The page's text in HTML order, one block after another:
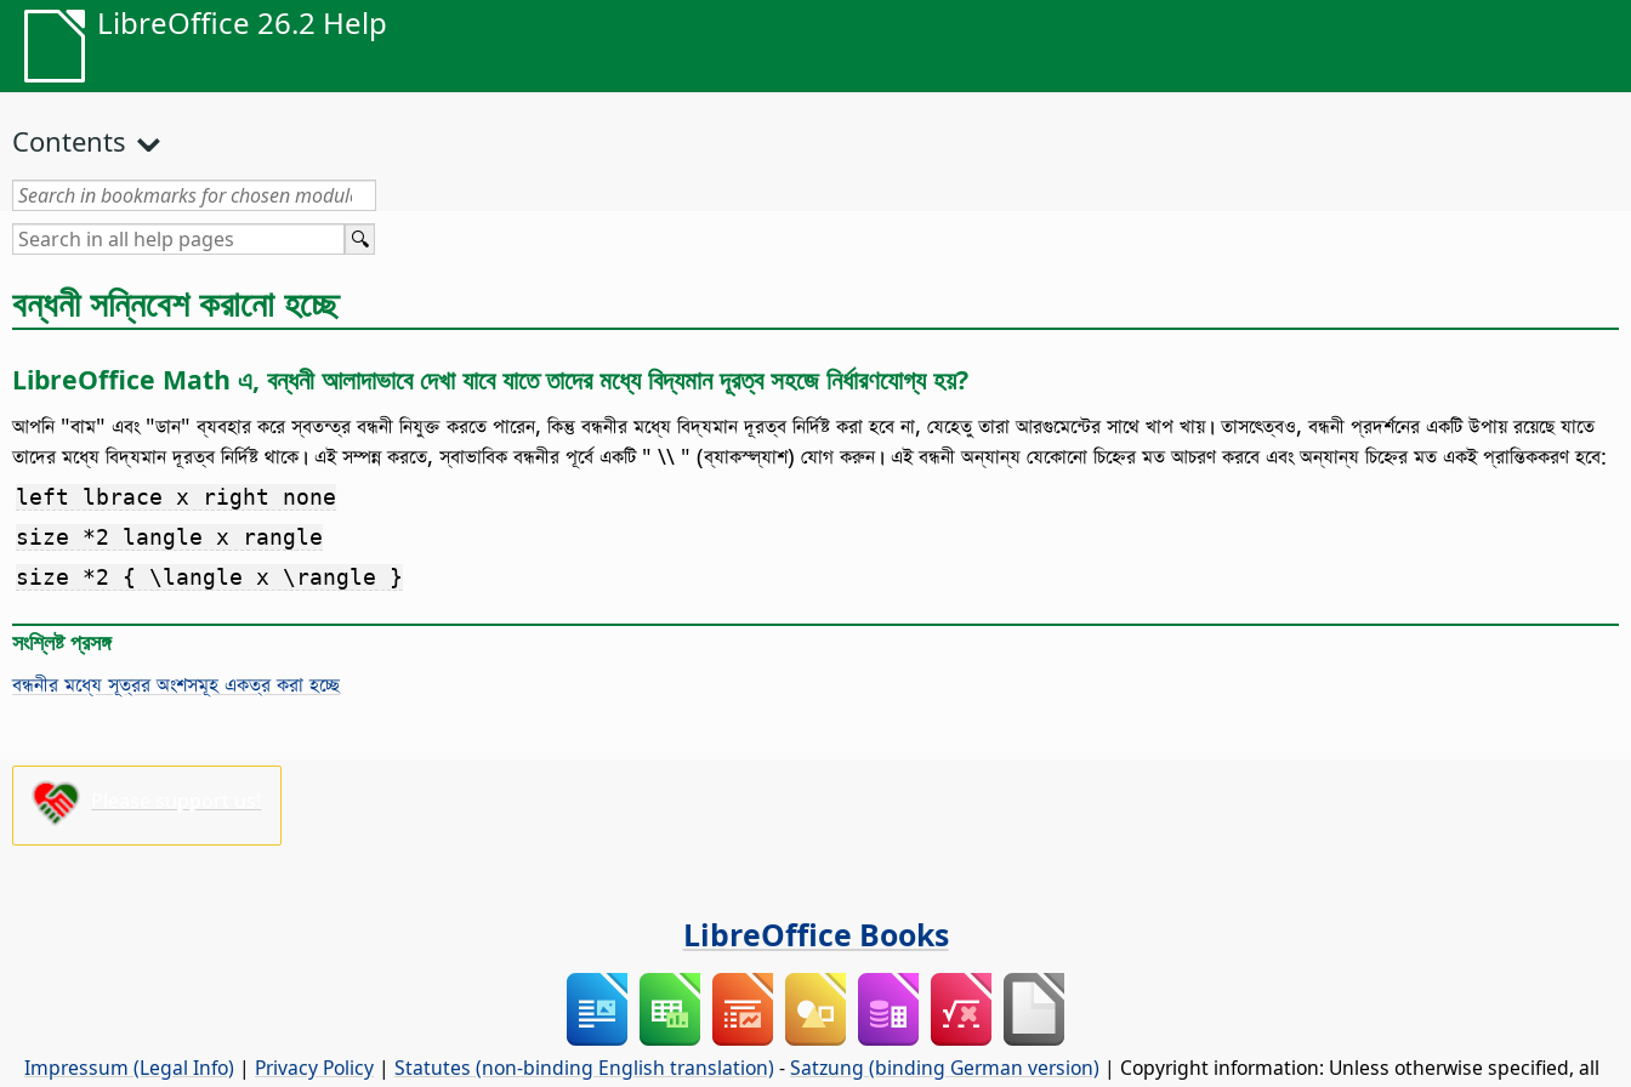
LibreOffice 26.2 Help
Contents
বন্ধনী সন্নিবেশ করানো হচ্ছে
LibreOffice Math এ, বন্ধনী আলাদাভাবে দেখা যাবে যাতে তাদের মধ্যে বিদ্যমান দূরত্ব সহজে নির্ধারণযোগ্য হয়?
আপনি "বাম" এবং "ডান" ব্যবহার করে স্বতন্ত্র বন্ধনী নিযুক্ত করতে পারেন, কিন্তু বন্ধনীর মধ্যে বিদ্যমান দূরত্ব নির্দিষ্ট করা হবে না, যেহেতু তারা আরগুমেন্টের সাথে খাপ খায়। তাসত্ত্বেও, বন্ধনী প্রদর্শনের একটি উপায় রয়েছে যাতে
তাদের মধ্যে বিদ্যমান দূরত্ব নির্দিষ্ট থাকে। এই সম্পন্ন করতে, স্বাভাবিক বন্ধনীর পূর্বে একটি " \\ " (ব্যাকস্ল্যাশ) যোগ করুন। এই বন্ধনী অন্যান্য যেকোনো চিহ্নের মত আচরণ করবে এবং অন্যান্য চিহ্নের মত একই প্রান্তিককরণ হবে:
left lbrace x right none
size *2 langle x rangle
size *2 { \langle x \rangle }
সংশ্লিষ্ট প্রসঙ্গ
বন্ধনীর মধ্যে সূত্রর অংশসমূহ একত্র করা হচ্ছে
LibreOffice Books
Impressum (Legal Info) | Privacy Policy | Statutes (non-binding English translation) -Satzung (binding German version) | Copyright information: Unless otherwise specified, all